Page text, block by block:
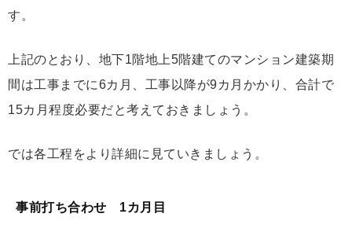
す。
上記のとおり、地下1階地上5階建てのマンション建築期
間は工事までに6カ月、工事以降が9カ月かかり、合計で
15カ月程度必要だと考えておきましょう。
では各工程をより詳細に見ていきましょう。
事前打ち合わせ 1カ月目